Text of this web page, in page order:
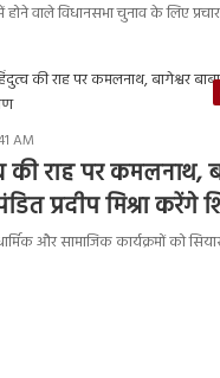
वाले विधानसभा चुनाव के लिए
AM
की राह पर कमलनाथ,
प्रदीप मिश्रा करेंगे
और सामाजिक कार्यक्रमों को